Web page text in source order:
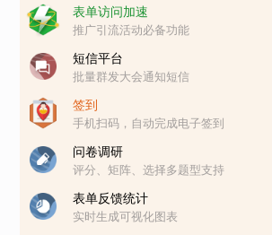
表单访问加速
推广引流活动必备功能
短信平台
批量群发大会通知短信
签到
手机扫码，自动完成电子签到
问卷调研
评分、矩阵、选择多题型支持
表单反馈统计
实时生成可视化图表